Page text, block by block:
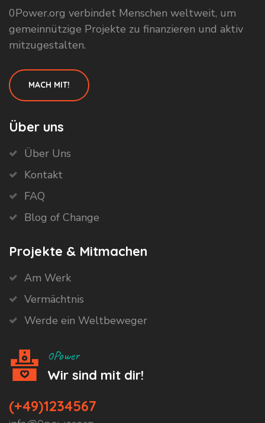
0Power.org verbindet Menschen weltweit, um
gemeinnützige Projekte zu finanzieren und aktiv
mitzugestalten.
MACH MIT!
Über uns
Über Uns
Kontakt
FAQ
Blog of Change
Projekte & Mitmachen
Am Werk
Vermächtnis
Werde ein Weltbeweger
0Power
Wir sind mit dir!
(+49)1234567